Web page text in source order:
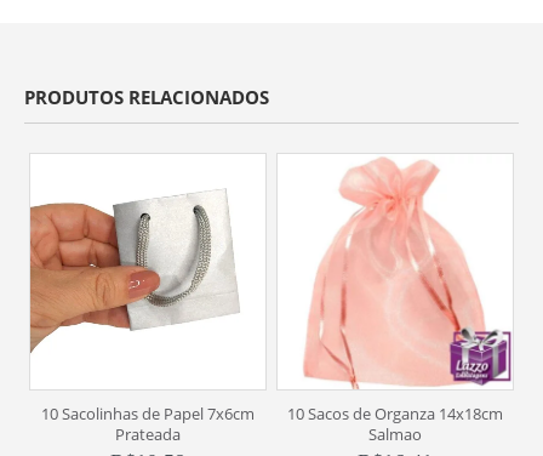
PRODUTOS RELACIONADOS
10 Sacolinhas de Papel 7x6cm
Prateada
10 Sacos de Organza 14x18cm
Salmao